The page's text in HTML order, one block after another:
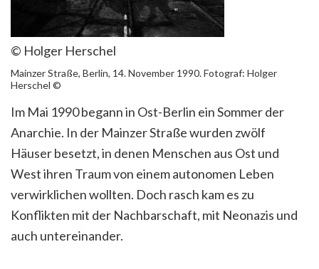
© Holger Herschel
Mainzer Straße, Berlin, 14. November 1990. Fotograf: Holger
Herschel ©
Im Mai 1990 begann in Ost-Berlin ein Sommer der
Anarchie. In der Mainzer Straße wurden zwölf
Häuser besetzt, in denen Menschen aus Ost und
West ihren Traum von einem autonomen Leben
verwirklichen wollten. Doch rasch kam es zu
Konflikten mit der Nachbarschaft, mit Neonazis und
auch untereinander.